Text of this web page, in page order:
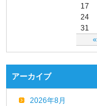
17
24
31
アーカイブ
2026年8月